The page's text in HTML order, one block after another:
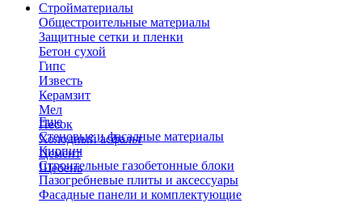
Стройматериалы
Общестроительные материалы
Защитные сетки и пленки
Бетон сухой
Гипс
Известь
Керамзит
Мел
Песок
Холодный асфальт
Цемент
Щебень
Еще
Стеновые и фасадные материалы
Кирпич
Строительные газобетонные блоки
Пазогребневые плиты и аксессуары
Фасадные панели и комплектующие